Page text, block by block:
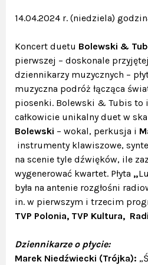
14.04.2024 r. (niedziela)
Koncert duetu Bolewski &
pierwszej – doskonale
dziennikarzy muzycznych –
muzyczna podróż łącząca
piosenki. Bolewski & Tubis to
całkowicie unikalny duet w
Bolewski – wokal, perkusja i
instrumenty klawiszowe,
na scenie tyle dźwięków, ile
wygenerować kwartet. Płyta „
była na antenie rozgłośni
in. w pierwszym i trzecim
TVP Polonia, TVP Kultura,
Dziennikarze o płycie:
Marek Niedźwiecki (Trójka):